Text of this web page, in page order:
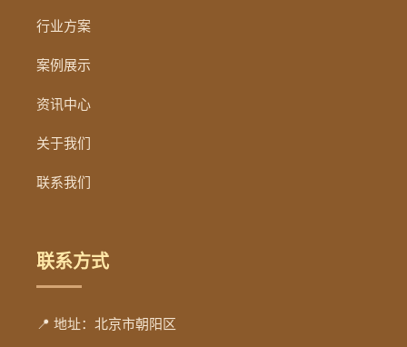
行业方案
案例展示
资讯中心
关于我们
联系我们
联系方式
📍 地址：北京市朝阳区